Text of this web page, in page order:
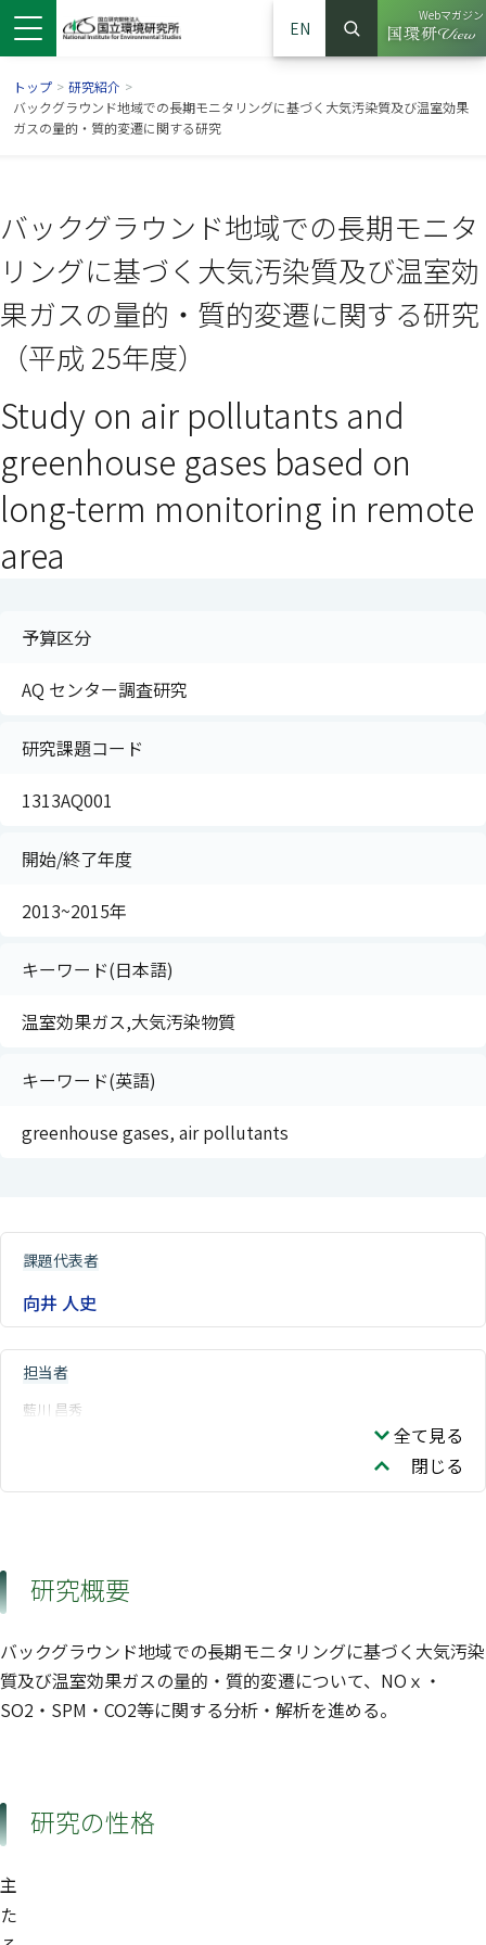
EN
サイト内検索
検索
Webマガジン
（別ウイ
トップ > 研究紹介 >
バックグラウンド地域での長期モニタリングに基づく大気汚染質及び温室効果
ガスの量的・質的変遷に関する研究
バックグラウンド地域での長期モニタ
リングに基づく大気汚染質及び温室効
果ガスの量的・質的変遷に関する研究
（平成 25年度）
Study on air pollutants and
greenhouse gases based on
long-term monitoring in remote
area
予算区分
AQ センター調査研究
研究課題コード
1313AQ001
開始/終了年度
2013~2015年
キーワード(日本語)
温室効果ガス,大気汚染物質
キーワード(英語)
greenhouse gases, air pollutants
課題代表者
向井 人史
担当者
藍川 昌秀
全て見る
閉じる
研究概要
バックグラウンド地域での長期モニタリングに基づく大気汚染
質及び温室効果ガスの量的・質的変遷について、NOｘ・
SO2・SPM・CO2等に関する分析・解析を進める。
研究の性格
主
た